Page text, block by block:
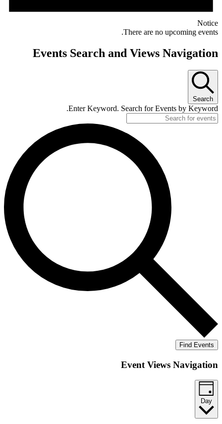
Notice
There are no upcoming events.
Events Search and Views Navigation
Search
Enter Keyword. Search for Events by Keyword.
Find Events
Event Views Navigation
Day